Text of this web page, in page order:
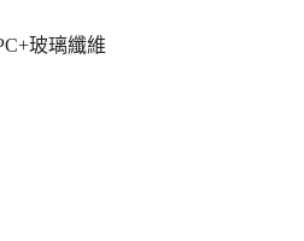
玻璃纖維